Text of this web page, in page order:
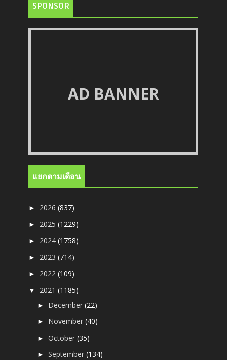
SPONSOR
AD BANNER
แยกตามเดือน
► 2026(837)
► 2025(1229)
► 2024(1758)
► 2023(714)
► 2022(109)
▼ 2021(1185)
► December(22)
► November(40)
►October(35)
►September(134)